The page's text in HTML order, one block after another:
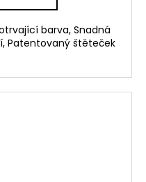
barva, Snadná
Patentovaný štěteček